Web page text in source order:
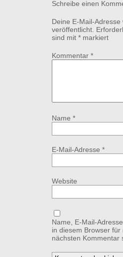
Schreibe einen
Deine E-Mail-Adresse
veröffentlicht.
sind mit * markiert
Kommentar *
Name *
E-Mail-Adresse *
Website
Name, E-Mail-
in diesem Browser für
nächsten Kommentar